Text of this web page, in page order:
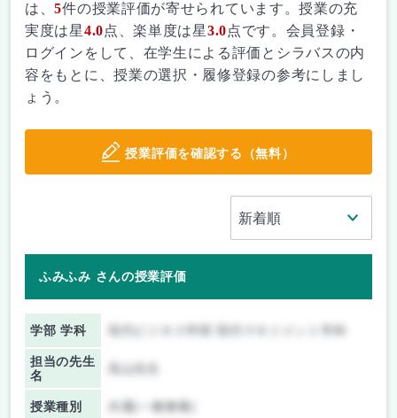
は、5件の授業評価が寄せられています。授業の充
実度は星4.0点、楽単度は星3.0点です。会員登録・
ログインをして、在学生による評価とシラバスの内
容をもとに、授業の選択・履修登録の参考にしまし
ょう。
授業評価を確認する（無料）
ふみふみ さんの授業評価
学部 学科
担当の先生
名
授業種別 共通(一般教養)